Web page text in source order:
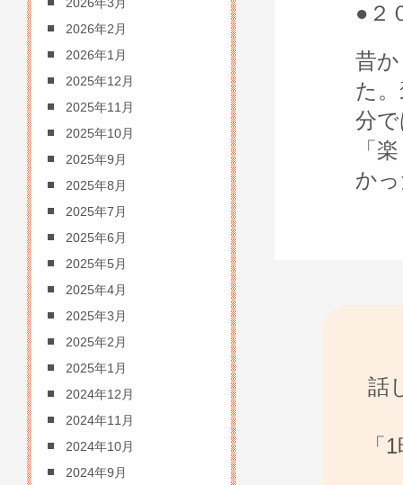
●２
昔
た
分
「
か
話
「
2026年3月
2026年2月
2026年1月
2025年12月
2025年11月
2025年10月
2025年9月
2025年8月
2025年7月
2025年6月
2025年5月
2025年4月
2025年3月
2025年2月
2025年1月
2024年12月
2024年11月
2024年10月
2024年9月